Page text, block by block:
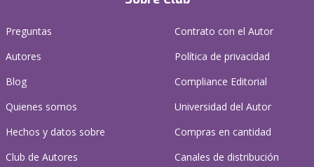
Preguntas
Autores
Blog
Quienes somos
Hechos y datos sobre
Club de Autores
Contrato con el Autor
Política de privacidad
Compliance Editorial
Universidad del Autor
Compras en cantidad
Canales de distribución